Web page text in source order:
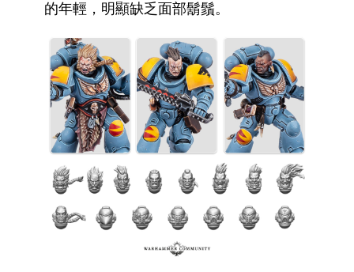
的年輕，明顯缺乏面部鬍鬚。